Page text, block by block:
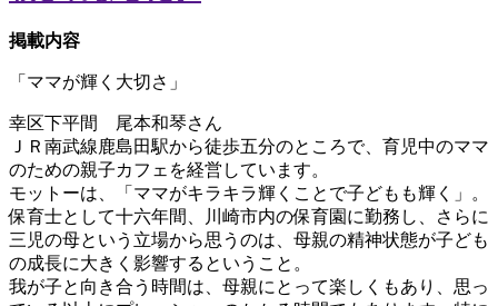
掲載内容
「ママが輝く大切さ」
幸区下平間 尾本和琴さん
ＪＲ南武線鹿島田駅から徒歩五分のところで、育児中のママ
のための親子カフェを経営しています。
モットーは、「ママがキラキラ輝くことで子どもも輝く」。
保育士として十六年間、川崎市内の保育園に勤務し、さらに
三児の母という立場から思うのは、母親の精神状態が子ども
の成長に大きく影響するということ。
我が子と向き合う時間は、母親にとって楽しくもあり、思っ